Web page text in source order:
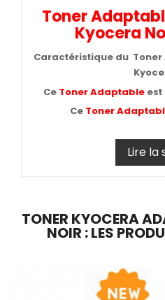
Toner
Kyocera
Caractéristique du
Ce Toner Adaptable
Ce Toner
Lire la
TONER KYOCERA
NOIR : LES